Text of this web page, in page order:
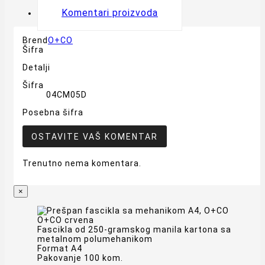
Komentari proizvoda
BrendO+CO
Šifra
Detalji
Šifra
04CM05D
Posebna šifra
OSTAVITE VAŠ KOMENTAR
Trenutno nema komentara.
×
Fascikla od 250-gramskog manila kartona sa
metalnom polumehanikom
Format A4
Pakovanje 100 kom.